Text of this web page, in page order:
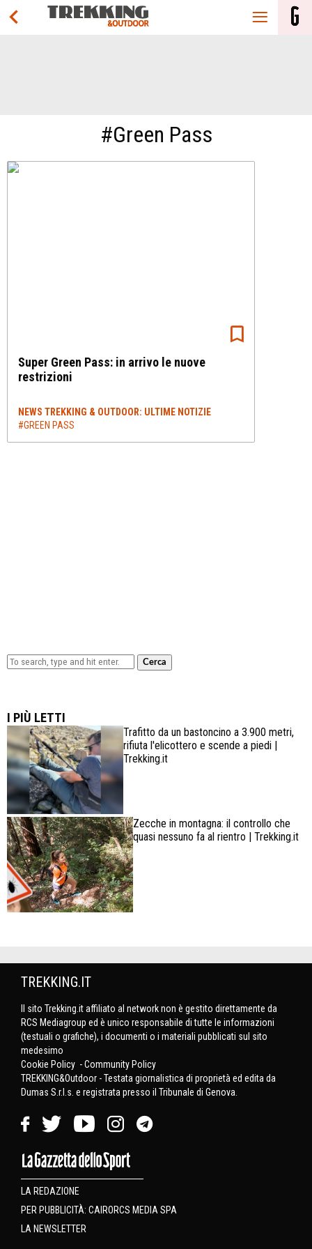
#Green Pass
Super Green Pass: in arrivo le nuove
restrizioni
NEWS TREKKING & OUTDOOR: ULTIME NOTIZIE
#GREEN PASS
Cerca
I PIÙ LETTI
Trafitto da un bastoncino a 3.900 metri,
rifiuta l'elicottero e scende a piedi |
Trekking.it
Zecche in montagna: il controllo che
quasi nessuno fa al rientro | Trekking.it
TREKKING.IT
Il sito Trekking.it affiliato al network non è gestito direttamente da
RCS Mediagroup ed è unico responsabile di tutte le informazioni
(testuali o grafiche), i documenti o i materiali pubblicati sul sito
medesimo
Cookie Policy -Community Policy
TREKKING&Outdoor - Testata giornalistica di proprietà ed edita da
Dumas S.r.l.s. e registrata presso il Tribunale di Genova.
LA REDAZIONE
PER PUBBLICITÀ: CAIRORCS MEDIA SPA
LA NEWSLETTER